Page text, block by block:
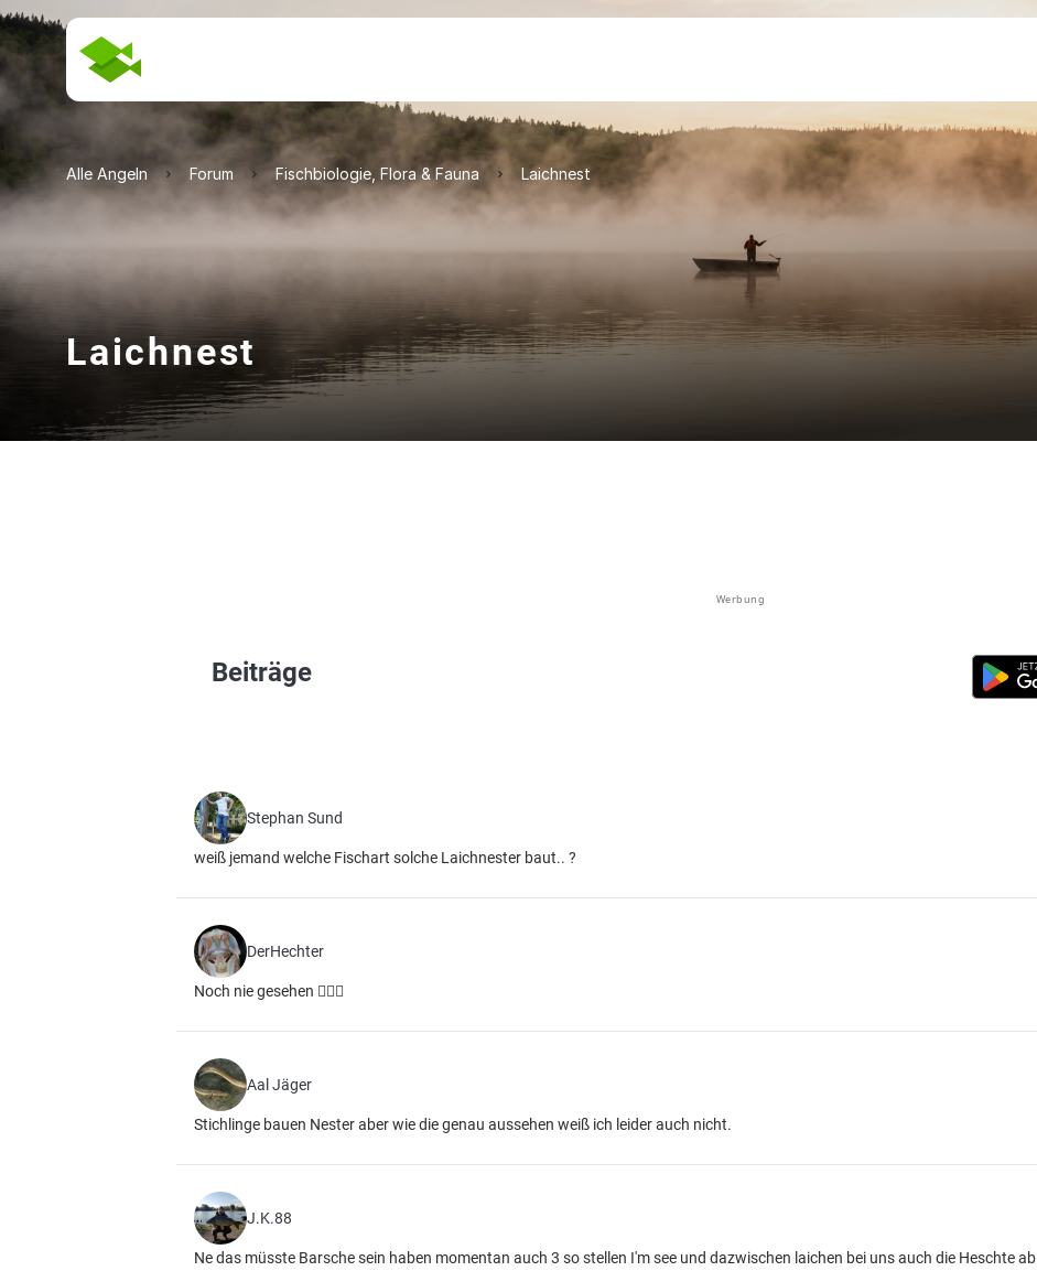
Alle Angeln Forum Fischbiologie, Flora & Fauna Laichnest
Laichnest
Werbung
Beiträge
Stephan Sund
weiß jemand welche Fischart solche Laichnester baut.. ?
DerHechter
Noch nie gesehen 🤷🏼‍♂️
Aal Jäger
Stichlinge bauen Nester aber wie die genau aussehen weiß ich leider auch nicht.
J.K.88
Ne das müsste Barsche sein haben momentan auch 3 so stellen I'm see und dazwischen laichen bei uns auch die Heschte ab